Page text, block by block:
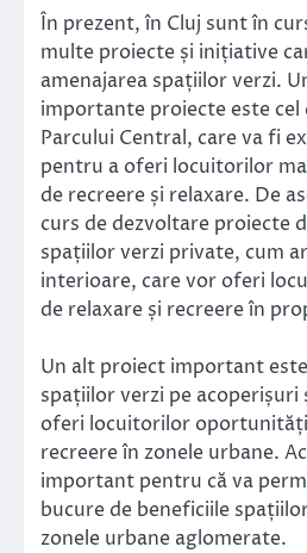
În prezent, în Cluj sunt în
multe proiecte și inițiative
amenajarea spațiilor verzi.
importante proiecte este cel
Parcului Central, care va fi
pentru a oferi locuitorilor
de recreere și relaxare. De
curs de dezvoltare proiecte
spațiilor verzi private, cum
interioare, care vor oferi
de relaxare și recreere în
Un alt proiect important
spațiilor verzi pe acoperișuri
oferi locuitorilor oportunități
recreere în zonele urbane.
important pentru că va
bucure de beneficiile
zonele urbane aglomerate.